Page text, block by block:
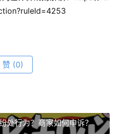
赞 (0)
处行为？商家如何申诉？